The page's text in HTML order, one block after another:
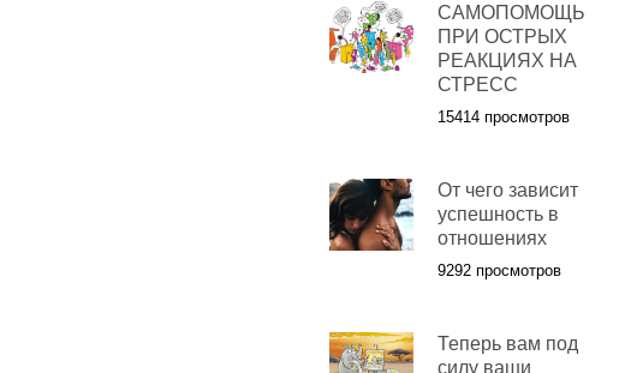
САМОПОМОЩЬ
ПРИ ОСТРЫХ
РЕАКЦИЯХ НА
СТРЕСС
15414 просмотров
От чего зависит
успешность в
отношениях
9292 просмотров
Теперь вам под
силу ваши